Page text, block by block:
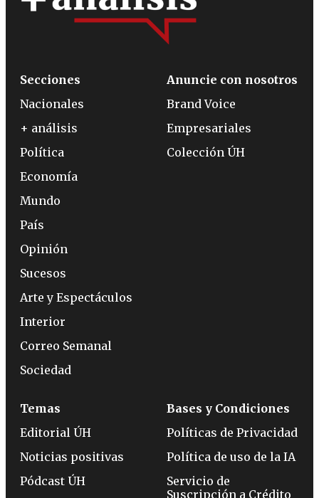
Secciones
Nacionales
+ análisis
Política
Economía
Mundo
País
Opinión
Sucesos
Arte y Espectáculos
Interior
Correo Semanal
Sociedad
Anuncie con nosotros
Brand Voice
Empresariales
Colección ÚH
Temas
Editorial ÚH
Noticias positivas
Pódcast ÚH
Bases y Condiciones
Políticas de Privacidad
Política de uso de la IA
Servicio de
Suscripción a Crédito